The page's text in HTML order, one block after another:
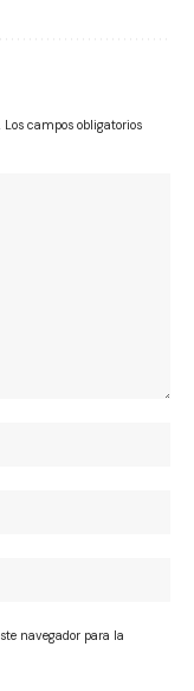
Los campos obligatorios
navegador para la